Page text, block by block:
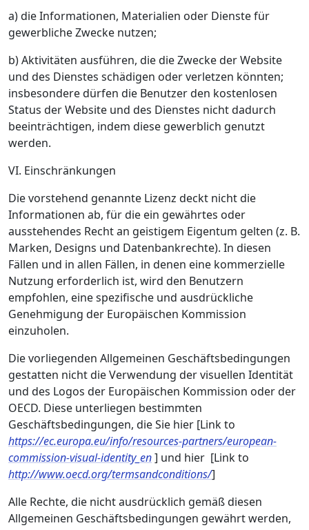
a) die Informationen, Materialien oder Dienste für
gewerbliche Zwecke nutzen;
b) Aktivitäten ausführen, die die Zwecke der Website
und des Dienstes schädigen oder verletzen könnten;
insbesondere dürfen die Benutzer den kostenlosen
Status der Website und des Dienstes nicht dadurch
beeinträchtigen, indem diese gewerblich genutzt
werden.
VI. Einschränkungen
Die vorstehend genannte Lizenz deckt nicht die
Informationen ab, für die ein gewährtes oder
ausstehendes Recht an geistigem Eigentum gelten (z. B.
Marken, Designs und Datenbankrechte). In diesen
Fällen und in allen Fällen, in denen eine kommerzielle
Nutzung erforderlich ist, wird den Benutzern
empfohlen, eine spezifische und ausdrückliche
Genehmigung der Europäischen Kommission
einzuholen.
Die vorliegenden Allgemeinen Geschäftsbedingungen
gestatten nicht die Verwendung der visuellen Identität
und des Logos der Europäischen Kommission oder der
OECD. Diese unterliegen bestimmten
Geschäftsbedingungen, die Sie hier [Link to
https://ec.europa.eu/info/resources-partners/european-
commission-visual-identity_en] und hier [Link to
http://www.oecd.org/termsandconditions/]
Alle Rechte, die nicht ausdrücklich gemäß diesen
Allgemeinen Geschäftsbedingungen gewährt werden,